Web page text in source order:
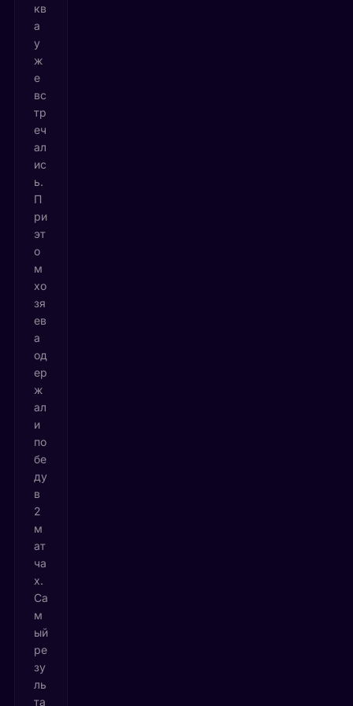
кв
а
у
ж
е
вс
тр
еч
ал
ис
ь.
П
ри
эт
о
м
хо
зя
ев
а
од
ер
ж
ал
и
по
бе
ду
в
2
м
ат
ча
х.
Са
м
ый
ре
зу
ль
та